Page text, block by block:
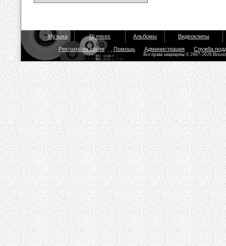
Музыка Dj mixes Альбомы Видеоклипы
Реклама на сайте Помощь Администрация Служба
Все права защищены © 2007-2026